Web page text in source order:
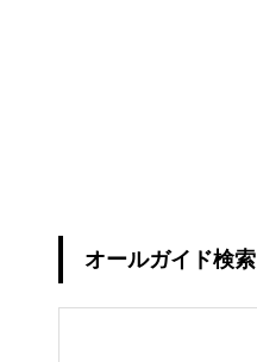
オールガイド検索